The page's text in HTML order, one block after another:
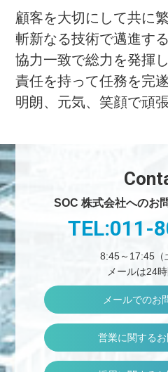
顧客を大切にして共に
斬新なる技術で邁進す
協力一致で総力を発揮
責任を持って任務を完
明朗、元気、笑顔で頑
SOC 株式会社へのお
TEL:011-
8:45～17:45（
メールは24
メールでのお
営業に関する